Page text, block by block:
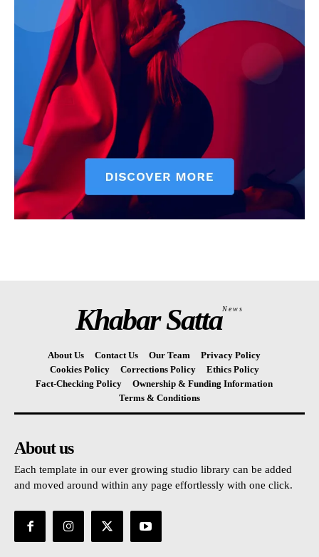
Khabar SattaNews
About Us Contact Us Our Team
Privacy Policy
Cookies Policy
Corrections Policy
Ethics Policy
Fact-Checking Policy
Ownership & Funding Information
Terms & Conditions
About us
Each template in our ever growing studio library can be added
and moved around within any page effortlessly with one click.